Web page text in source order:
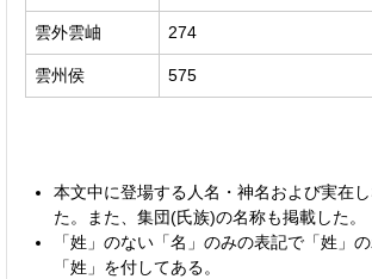
雲外雲岫 274
雲州侯 575
本文中に登場する人名・神名および実在
た。また、集団(氏族)の名称も掲載した。
「姓」のない「名」のみの表記で「姓」
「姓」を付してある。